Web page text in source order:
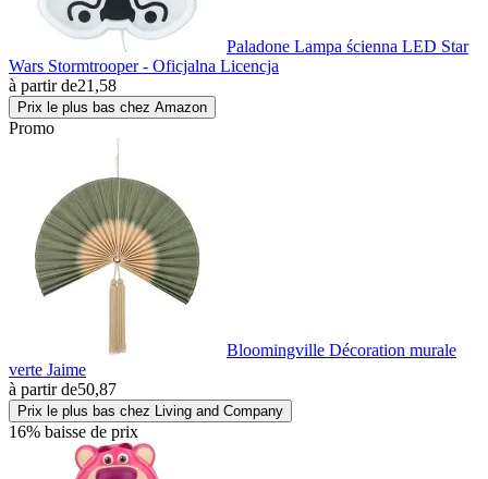
Paladone Lampa ścienna LED Star
Wars Stormtrooper - Oficjalna Licencja
à partir de21,58
Prix le plus bas chez Amazon
Promo
Bloomingville Décoration murale
verte Jaime
à partir de50,87
Prix le plus bas chez Living and Company
16% baisse de prix